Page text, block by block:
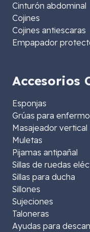
Cinturón abdominal
Cojines
Cojines antiescaras
Empapador
Accesorios
Esponjas
Grúas para
Masajeador vertical
Muletas
Pijamas antipañal
Sillas de ruedas
Sillas para ducha
Sillones
Sujeciones
Taloneras
Ayudas para